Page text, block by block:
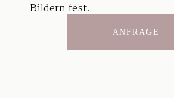
Bildern fest.
ANFRAGE